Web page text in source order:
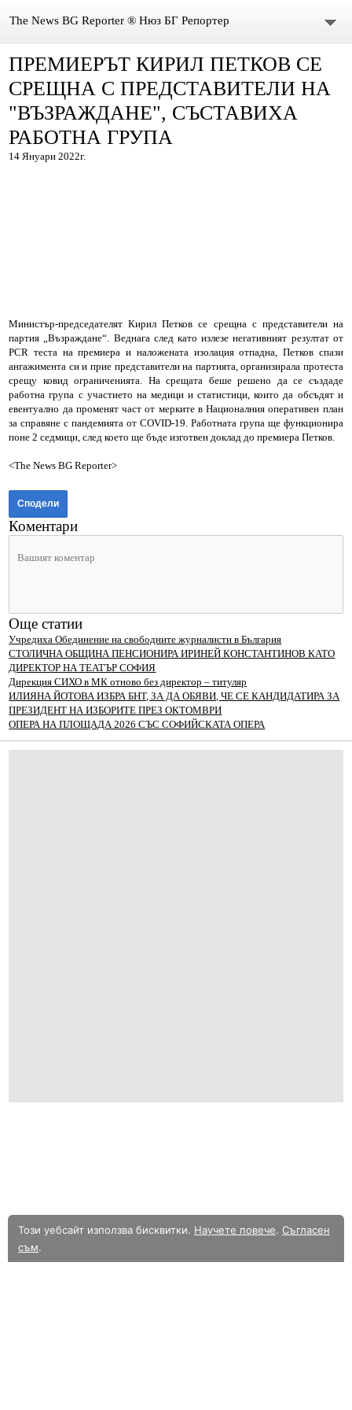
The News BG Reporter ® Нюз БГ Репортер
НОВИНИ
ЗА НАС
КОНТАКТИ
ПРЕМИЕРЪТ КИРИЛ ПЕТКОВ СЕ
СРЕЩНА С ПРЕДСТАВИТЕЛИ НА
"ВЪЗРАЖДАНЕ", СЪСТАВИХА
РАБОТНА ГРУПА
14 Януари 2022г.
Министър-председателят Кирил Петков се срещна с представители на
партия „Възраждане“. Веднага след като излезе негативният резултат от
PCR теста на премиера и наложената изолация отпадна, Петков спази
ангажимента си и прие представители на партията, организирала протеста
срещу ковид ограниченията. На срещата беше решено да се създаде
работна група с участието на медици и статистици, които да обсъдят и
евентуално да променят част от мерките в Националния оперативен план
за справяне с пандемията от COVID-19. Работната група ще функционира
поне 2 седмици, след което ще бъде изготвен доклад до премиера Петков.
<The News BG Reporter>
Сподели
Коментари
Още статии
Учредиха Обединение на свободните журналисти в България
СТОЛИЧНА ОБЩИНА ПЕНСИОНИРА ИРИНЕЙ КОНСТАНТИНОВ КАТО
ДИРЕКТОР НА ТЕАТЪР СОФИЯ
Дирекция СИХО в МК отново без директор – титуляр
ИЛИЯНА ЙОТОВА ИЗБРА БНТ, ЗА ДА ОБЯВИ, ЧЕ СЕ КАНДИДАТИРА ЗА
ПРЕЗИДЕНТ НА ИЗБОРИТЕ ПРЕЗ ОКТОМВРИ
ОПЕРА НА ПЛОЩАДА 2026 СЪС СОФИЙСКАТА ОПЕРА
Този уебсайт използва бисквитки. Научете повече. Съгласен
съм.